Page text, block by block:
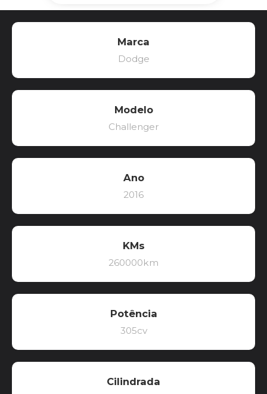
Marca
Dodge
Modelo
Challenger
Ano
2016
KMs
260000km
Potência
305cv
Cilindrada